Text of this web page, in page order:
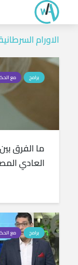
الاورام
برامج مع
ما الفرق
العادي
برامج مع